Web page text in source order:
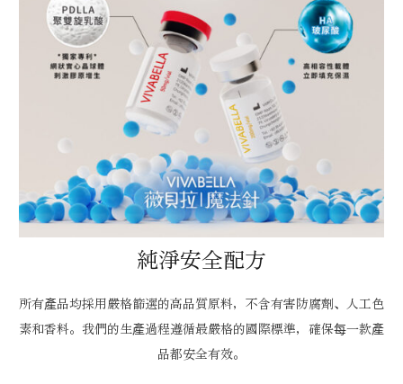
純淨安全配方
所有產品均採用嚴格篩選的高品質原料，不含有害防腐劑、人工色
素和香料。我們的生產過程遵循最嚴格的國際標準，確保每一款產
品都安全有效。